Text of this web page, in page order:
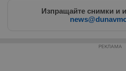
Изпращайте снимки и
РЕКЛАМА